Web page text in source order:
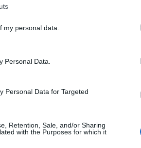
my personal data.
Personal Data.
Personal Data for Targeted
Retention, Sale, and/or Sharing
with the Purposes for which it
mecze. W pierwszym z nich
G2 Esports postara się
w kolejnej rundzie, gdzie
inauguracyjnych meczów,
w głównej drabince. Ale kto